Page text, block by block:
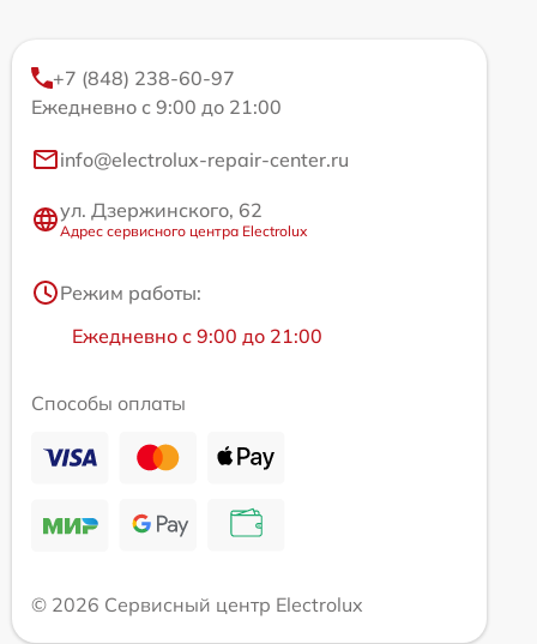
+7 (848) 238-60-97
Ежедневно с 9:00 до 21:00
info@electrolux-repair-center.ru
ул. Дзержинского, 62
Адрес сервисного центра Electrolux
Режим работы:
Ежедневно с 9:00 до 21:00
Способы оплаты
© 2026 Сервисный центр Electrolux